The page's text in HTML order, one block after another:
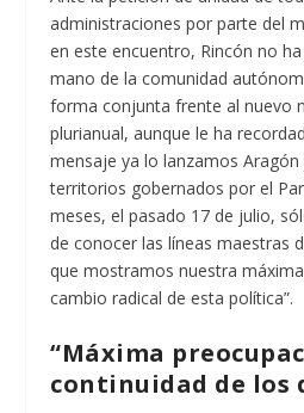
administraciones por parte del
en este encuentro, Rincón no
mano de la comunidad
forma conjunta frente al nuevo
plurianual, aunque le ha
mensaje ya lo lanzamos
territorios gobernados por el
meses, el pasado 17 de julio,
de conocer las líneas maestras
que mostramos nuestra
cambio radical de esta política”.
“Máxima
continuidad de los